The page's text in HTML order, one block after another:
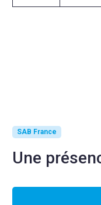
SAB France
Une